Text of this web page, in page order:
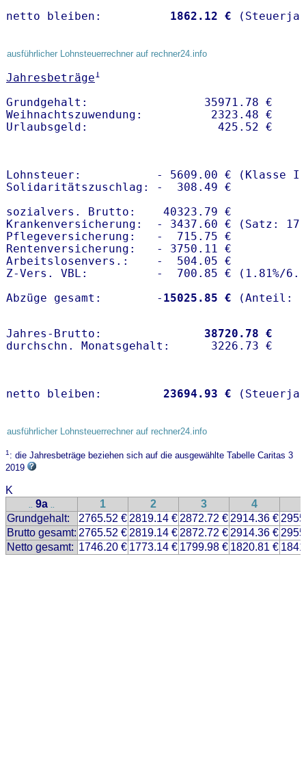
netto bleiben: 1862.12 €
ausführlicher Lohnsteuerrechner auf rechner24.info
Jahresbeträge1
Grundgehalt:                 35971.78 €
Weihnachtszuwendung:          2323.48 €
Lohnsteuer:           - 5609.00 € (Klasse I)
Solidaritätszuschlag: -  308.49 €
sozialvers. Brutto:    40323.79 €
Krankenversicherung:  - 3437.60 € (Satz:
Pflegeversicherung:   -  715.75 €
Rentenversicherung:   - 3750.11 €
Arbeitslosenvers.:    -  504.05 €
Z-Vers. VBL:          -  700.85 € ( 1.81%/
Abzüge gesamt:        - 15025.85 €
Jahres-Brutto: 38720.78 €
netto bleiben: 23694.93 €
ausführlicher Lohnsteuerrechner auf rechner24.info
1: die Jahresbeträge beziehen sich auf die ausgewählte Tabelle Caritas 3
2019
K
.. 9a .. 1 2 3 4
Grundgehalt:
2765.52 € 2819.14 € 2872.72 € 2914.36 €
Brutto gesamt: 2765.52 € 2819.14 € 2872.72 € 2914.36 €
Netto gesamt: 1746.20 € 1773.14 € 1799.98 € 1820.81 €